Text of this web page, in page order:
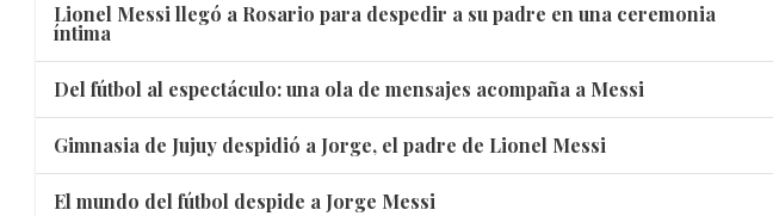
Lionel Messi llegó a Rosario para despedir a su padre en una ceremonia
íntima
Del fútbol al espectáculo: una ola de mensajes acompaña a Messi
Gimnasia de Jujuy despidió a Jorge, el padre de Lionel Messi
El mundo del fútbol despide a Jorge Messi